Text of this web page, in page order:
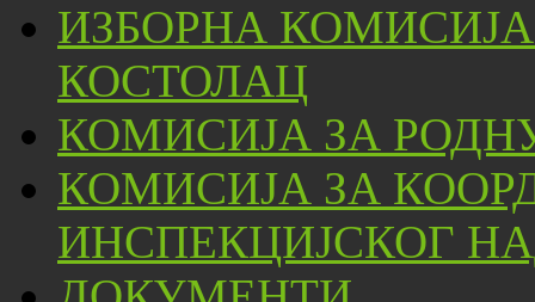
ИЗБОРНА
КОСТОЛАЦ
КОМИСИЈА ЗА
КОМИСИЈА ЗА
ИНСПЕКЦИЈСКОГ